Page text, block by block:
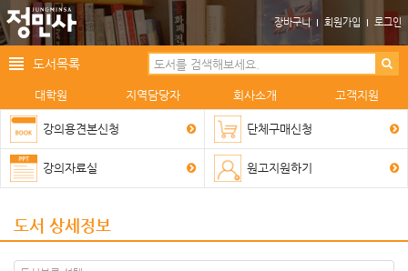
장바구니 회원가입 로그인
도서목록
대학원 지역담당자 회사소개 고객지원
강의용견본신청 단체구매신청
강의자료실 원고지원하기
도서 상세정보